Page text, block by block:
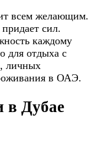
всем желающим.
сил.
каждому
для отдыха с
личных
в ОАЭ.
в Дубае